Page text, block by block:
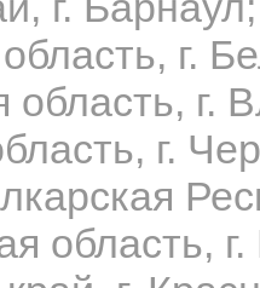
г.
область, г.
г.
область,